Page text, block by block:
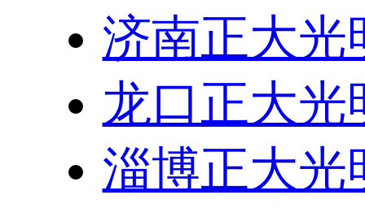
济南正大光
龙口正大光
淄博正大光